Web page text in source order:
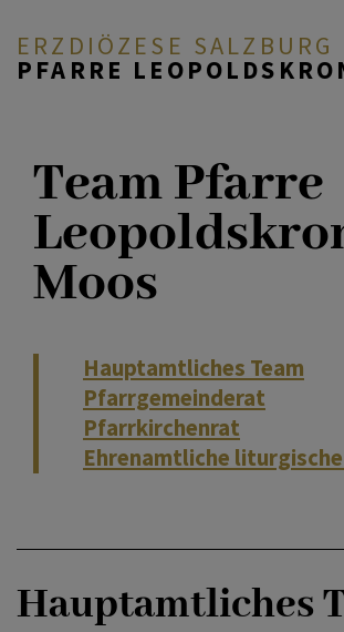
ERZDIÖZESE SALZBURG
PFARRE
ÜBER UNS
Team
Kirche & Kapelle
MITEINANDER BETEN
ICH MÖCHTE
Team Pfarre
Moos
Hauptamtliches Team
Pfarrgemeinderat
Pfarrkirchenrat
Ehrenamtliche
Hauptamtliches